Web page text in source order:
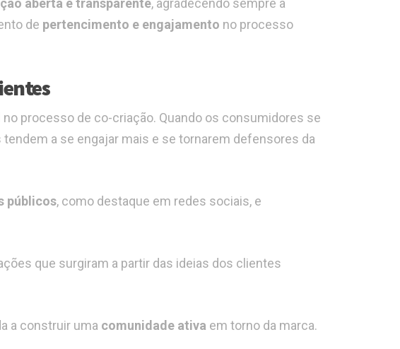
aberta e transparente, agradecendo sempre a
de pertencimento e engajamento no processo
processo de co-criação. Quando os consumidores se
a se engajar mais e se tornarem defensores da
públicos, como destaque em redes sociais, e
que surgiram a partir das ideias dos clientes
a construir uma comunidade ativa em torno da marca.